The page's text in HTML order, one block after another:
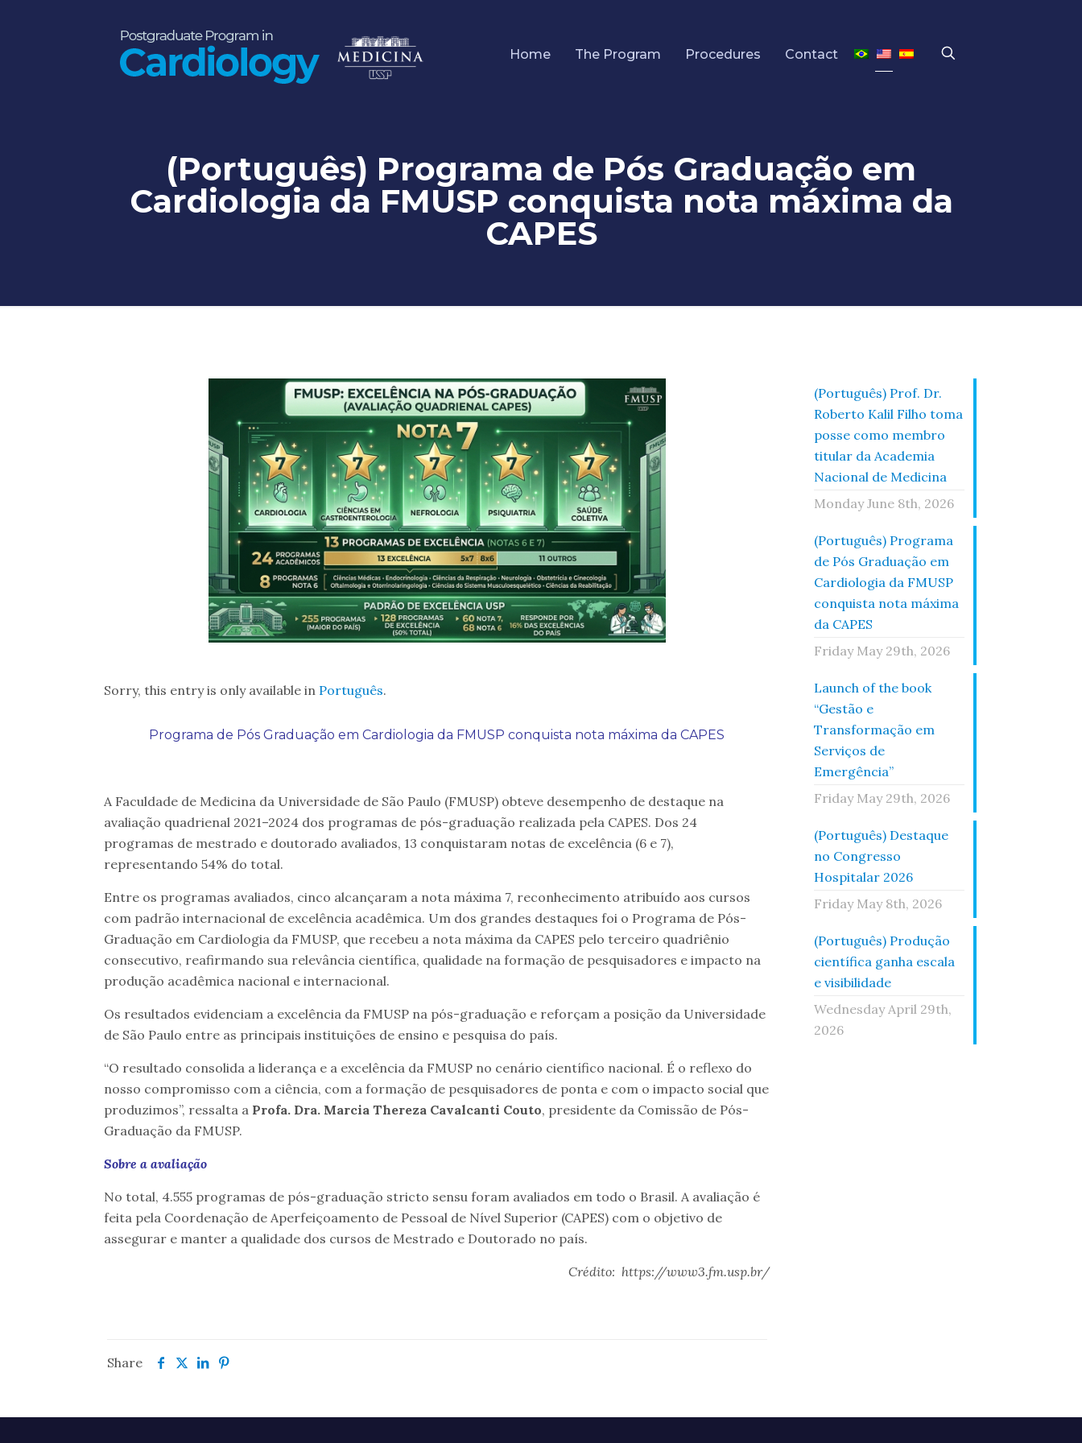
Home The Program Procedures Contact
(Português) Programa de Pós Graduação em
Cardiologia da FMUSP conquista nota máxima da
CAPES
Sorry, this entry is only available in Português.
Programa de Pós Graduação em Cardiologia da FMUSP conquista nota máxima da CAPES
A Faculdade de Medicina da Universidade de São Paulo (FMUSP) obteve desempenho de destaque na
avaliação quadrienal 2021–2024 dos programas de pós-graduação realizada pela CAPES. Dos 24
programas de mestrado e doutorado avaliados, 13 conquistaram notas de excelência (6 e 7),
representando 54% do total.
Entre os programas avaliados, cinco alcançaram a nota máxima 7, reconhecimento atribuído aos cursos
com padrão internacional de excelência acadêmica. Um dos grandes destaques foi o Programa de Pós-
Graduação em Cardiologia da FMUSP, que recebeu a nota máxima da CAPES pelo terceiro quadriênio
consecutivo, reafirmando sua relevância científica, qualidade na formação de pesquisadores e impacto na
produção acadêmica nacional e internacional.
Os resultados evidenciam a excelência da FMUSP na pós-graduação e reforçam a posição da Universidade
de São Paulo entre as principais instituições de ensino e pesquisa do país.
“O resultado consolida a liderança e a excelência da FMUSP no cenário científico nacional. É o reflexo do
nosso compromisso com a ciência, com a formação de pesquisadores de ponta e com o impacto social que
produzimos”, ressalta a Profa. Dra. Marcia Thereza Cavalcanti Couto, presidente da Comissão de Pós-
Graduação da FMUSP.
Sobre a avaliação
No total, 4.555 programas de pós-graduação stricto sensu foram avaliados em todo o Brasil. A avaliação é
feita pela Coordenação de Aperfeiçoamento de Pessoal de Nível Superior (CAPES) com o objetivo de
assegurar e manter a qualidade dos cursos de Mestrado e Doutorado no país.
Crédito: https://www3.fm.usp.br/
Share
(Português) Prof. Dr.
Roberto Kalil Filho toma
posse como membro
titular da Academia
Nacional de Medicina
Monday June 8th, 2026
(Português) Programa
de Pós Graduação em
Cardiologia da FMUSP
conquista nota máxima
da CAPES
Friday May 29th, 2026
Launch of the book
“Gestão e
Transformação em
Serviços de
Emergência”
Friday May 29th, 2026
(Português) Destaque
no Congresso
Hospitalar 2026
Friday May 8th, 2026
(Português) Produção
científica ganha escala
e visibilidade
Wednesday April 29th,
2026